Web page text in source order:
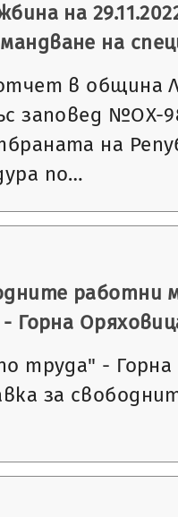
на 29.11.2022
на
в община
заповед №ОХ-
на
по…
работни
Горна
труда" -
за